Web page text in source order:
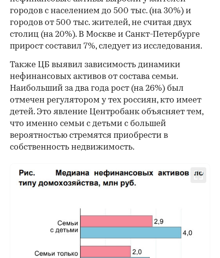
городов с населением до 500 тыс. (на 30%) и
городов от 500 тыс. жителей, не считая двух
столиц (на 20%). В Москве и Санкт-Петербурге
прирост составил 7%, следует из исследования.
Также ЦБ выявил зависимость динамики
нефинансовых активов от состава семьи.
Наибольший за два года рост (на 26%) был
отмечен регулятором у тех россиян, кто имеет
детей. Это явление Центробанк объясняет тем,
что именно семьи с детьми с большей
вероятностью стремятся приобрести в
собственность недвижимость.